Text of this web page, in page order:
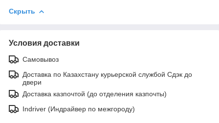
Скрыть
Условия доставки
Самовывоз
Доставка по Казахстану курьерской службой Сдэк до
двери
Доставка казпочтой (до отделения казпочты)
Indriver (Индрайвер по межгороду)